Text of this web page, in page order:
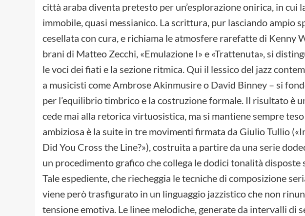
città araba diventa pretesto per un’esplorazione onirica, in cui
immobile, quasi messianico. La scrittura, pur lasciando ampio
cesellata con cura, e richiama le atmosfere rarefatte di Kenny
brani di Matteo Zecchi, «Emulazione I» e «Trattenuta», si
le voci dei fiati e la sezione ritmica. Qui il lessico del jazz
a musicisti come Ambrose Akinmusire o David Binney – si
per l’equilibrio timbrico e la costruzione formale. Il risultato è
cede mai alla retorica virtuosistica, ma si mantiene sempre
ambiziosa è la suite in tre movimenti firmata da Giulio Tullio
Did You Cross the Line?»), costruita a partire da una serie
un procedimento grafico che collega le dodici tonalità
Tale espediente, che riecheggia le tecniche di composizione
viene però trasfigurato in un linguaggio jazzistico che non
tensione emotiva. Le linee melodiche, generate da intervalli di